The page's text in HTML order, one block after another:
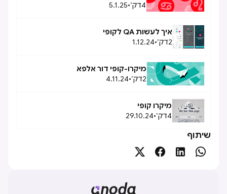
4דק׳•
5.1.25
איך לעשות QA לקופי
2דק׳•
1.12.24
מיקרו-קופי דור אלפא
2דק׳•
4.11.24
מיקרו קופי
4דק׳•
29.10.24
שיתוף



